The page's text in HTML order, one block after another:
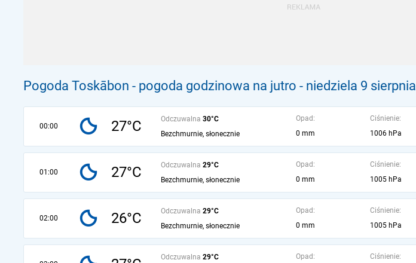
Pogoda Toskābon - pogoda godzinowa na jutro - niedziela 9 sierpnia
00:00 27°C Odczuwalna 30°C
Bezchmurnie, słonecznie
Opad:
0 mm
Ciśnienie:
1006 hPa
01:00 27°C Odczuwalna 29°C
Bezchmurnie, słonecznie
Opad:
0 mm
Ciśnienie:
1005 hPa
02:00 26°C Odczuwalna 29°C
Bezchmurnie, słonecznie
Opad:
0 mm
Ciśnienie:
1005 hPa
Odczuwalna 29°C Opad: Ciśnienie: